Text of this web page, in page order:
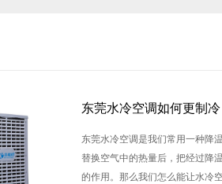
东莞水冷空调如何更制冷
东莞水冷空调是我们常用一种降
替换空气中的热量后，把经过降
的作用。那么我们怎么能让水冷